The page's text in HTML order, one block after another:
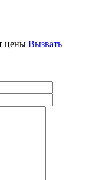
цены Вызвать